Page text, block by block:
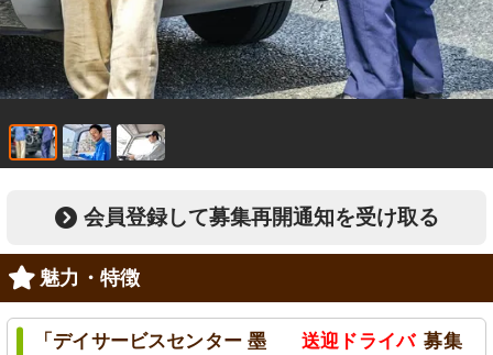
会員登録して募集再開通知を受け取る
魅力・特徴
「デイサービスセンター 墨
送迎ドライバ 募集